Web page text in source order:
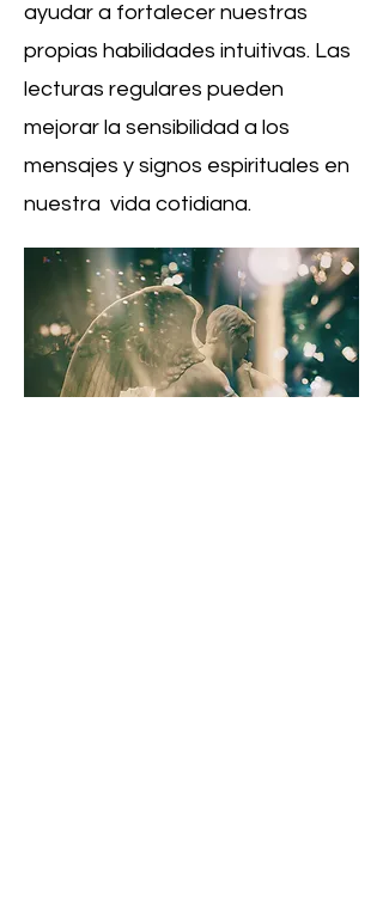
ayudar a fortalecer nuestras
propias habilidades intuitivas. Las
lecturas regulares pueden
mejorar la sensibilidad a los
mensajes y signos espirituales en
nuestra vida cotidiana.